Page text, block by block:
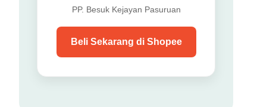
PP. Besuk Kejayan Pasuruan
Beli Sekarang di Shopee